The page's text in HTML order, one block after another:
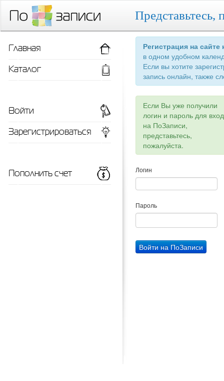
Представьтесь,
Регистрация на
в одном удобном
Если вы хотите
запись онлайн, также
Если Вы уже получили
логин и пароль для
на ПоЗаписи,
представьтесь,
пожалуйста.
Логин
Пароль
Главная
Каталог
Войти
Зарегистрироваться
Пополнить счет